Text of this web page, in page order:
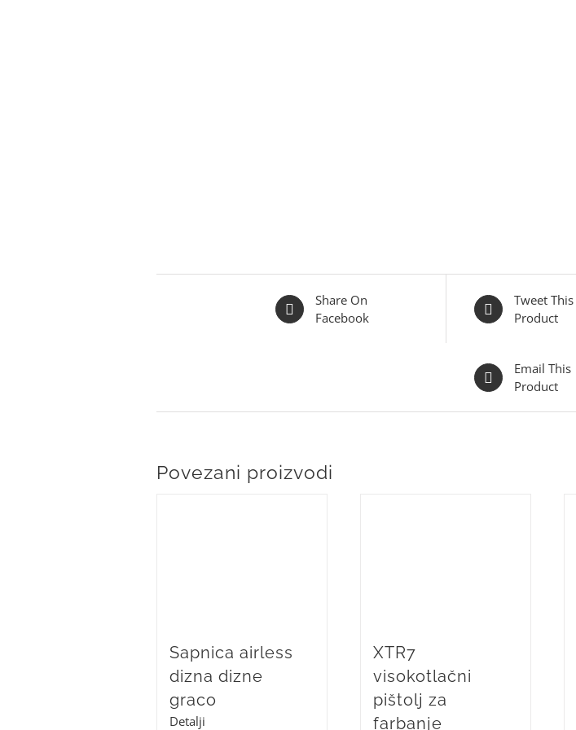
Share On
Facebook
Tweet This
Product
Email This
Product
Povezani proizvodi
Sapnica airless
dizna dizne
graco
Detalji
XTR7
visokotlačni
pištolj za
farbanje